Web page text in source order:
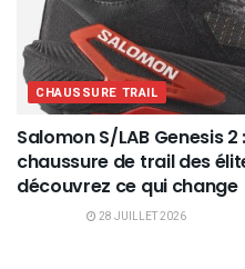
CHAUSSURE TRAIL
Salomon S/LAB Genesis
chaussure de trail des
découvrez ce qui change
28 JUILLET 2026